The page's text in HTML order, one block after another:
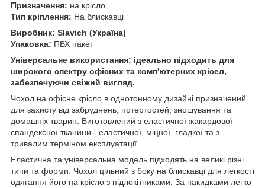
Призначення: на крісло
Тип кріплення: На блискавці
Виробник: Slavich (Україна)
Упаковка: ПВХ пакет
Універсальне використання: ідеально підходить для
широкого спектру офісних та комп'ютерних крісел,
забезпечуючи свіжий вигляд.
Чохол на офісне крісло в однотонному дизайні призначений
для захисту від забруднень, потертостей, зношування та
домашніх тварин. Виготовлений з еластичної жакардової
спандексної тканини - еластичної, міцної, гладкої та з
тривалим терміном експлуатації.
Еластична та універсальна модель підходять на великі різні
типи та форми. Чохол цільний з боку на блискавці для легкості
одягання його на крісло з підлокітниками. За накидками легко